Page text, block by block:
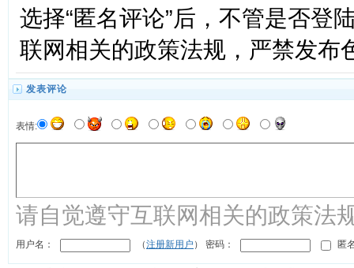
选择“匿名评论”后，不管是否登
联网相关的政策法规，严禁发布
发表评论
表情:
请自觉遵守互联网相关的政策法
用户名： （注册新用户 ） 密码： 匿